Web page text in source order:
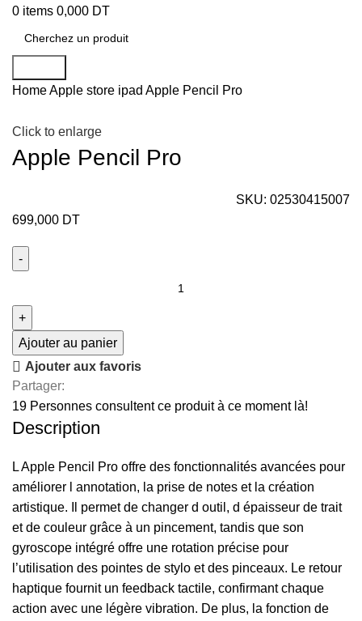
0 items 0,000 DT
HomeApple store ipad Apple Pencil Pro
Click to enlarge
Apple Pencil Pro
SKU: 02530415007
699,000 DT
Ajouter au panier
Ajouter aux favoris
Partager:
19 Personnes consultent ce produit à ce moment là!
Description
L Apple Pencil Pro offre des fonctionnalités avancées pour
améliorer l annotation, la prise de notes et la création
artistique. Il permet de changer d outil, d épaisseur de trait
et de couleur grâce à un pincement, tandis que son
gyroscope intégré offre une rotation précise pour
l’utilisation des pointes de stylo et des pinceaux. Le retour
haptique fournit un feedback tactile, confirmant chaque
action avec une légère vibration. De plus, la fonction de